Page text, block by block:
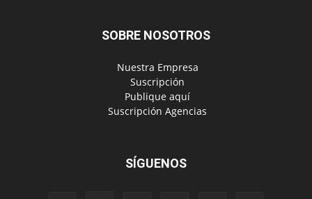
SOBRE NOSOTROS
‎ Nuestra Empresa
‎ Suscripción
‎ Publique aquí
‎ Suscripción Agencias
SÍGUENOS